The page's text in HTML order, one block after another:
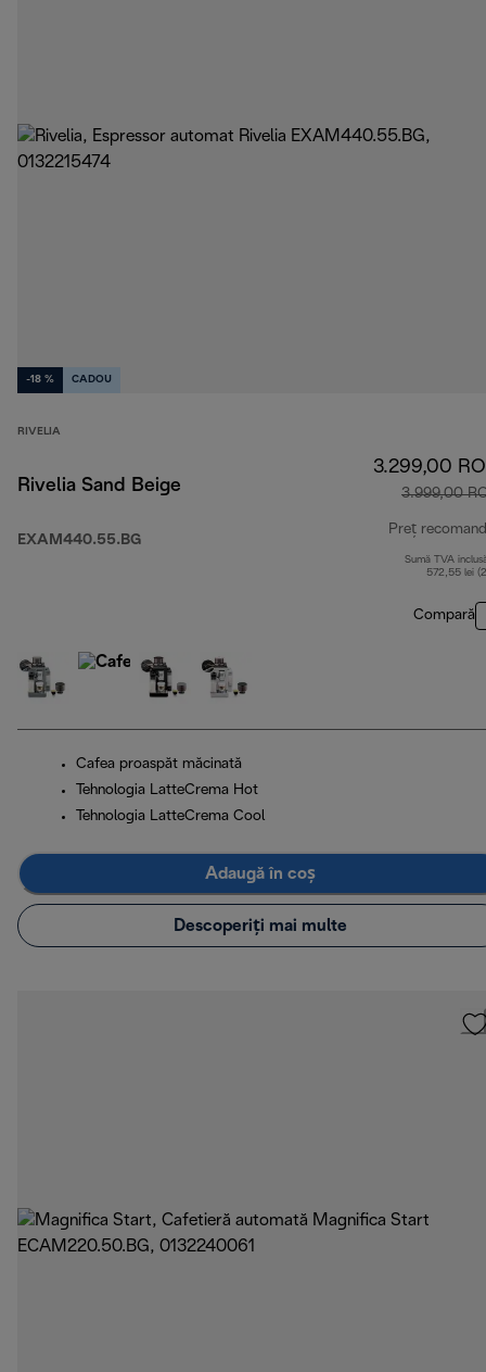
-18 % CADOU
RIVELIA
Rivelia Sand Beige
EXAM440.55.BG
3.299,00
3.999,00
Preț
Sumă TVA
572,55 lei
Compară
Cafea proaspăt măcinată
Tehnologia LatteCrema Hot
Tehnologia LatteCrema Cool
Adaugă în coș
Descoperiți mai multe